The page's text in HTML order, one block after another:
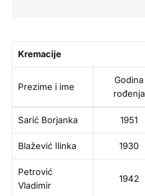
Kremacije
Prezime i ime
Godina
rođenja
Sarić Borjanka 1951
Blažević Ilinka 1930
Petrović
Vladimir
1942